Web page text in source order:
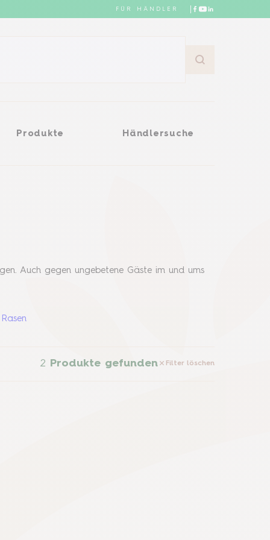
FÜR HÄNDLER
Produkte Händlersuche
Händlersuche
Auch gegen ungebetene Gäste im und ums
2 Produkte gefunden Filter löschen